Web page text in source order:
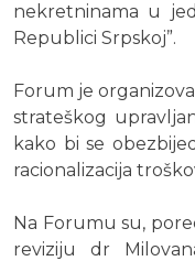
nekretninama u
Republici Srpskoj”.
Forum je
strateškog
kako bi se
racionalizacija
Na Forumu su,
reviziju dr